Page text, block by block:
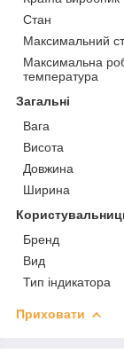
Стан
Максимальний
Максимальна
температура
Загальні
Вага
Висота
Довжина
Ширина
Бренд
Вид
Тип індикатора
Приховати